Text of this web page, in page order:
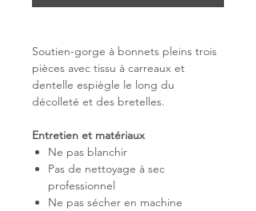
Soutien-gorge à bonnets pleins trois
pièces avec tissu à carreaux et
dentelle espiègle le long du
décolleté et des bretelles.
Entretien et matériaux
Ne pas blanchir
Pas de nettoyage à sec
professionnel
Ne pas sécher en machine